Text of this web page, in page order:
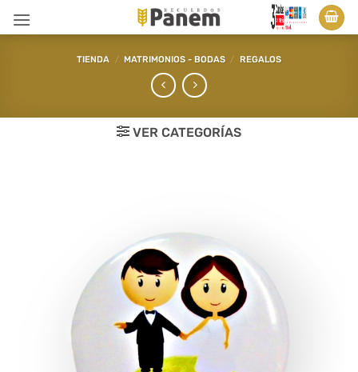
TIENDA / MATRIMONIOS - BODAS / REGALOS
VER CATEGORÍAS